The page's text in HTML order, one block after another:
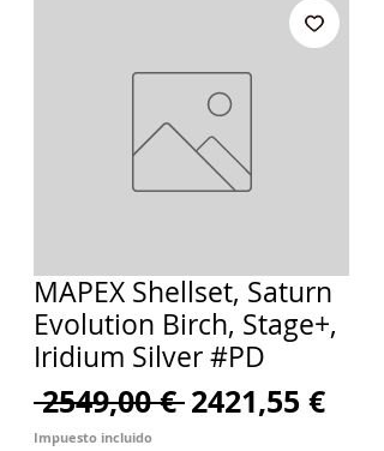
MAPEX Shellset, Saturn
Evolution Birch, Stage+,
Iridium Silver #PD
2549,00 € Precio
2421,55 €
Impuesto incluido